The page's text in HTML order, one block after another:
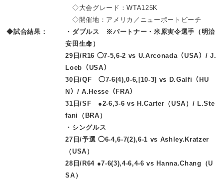
◇大会グレード：WTA125K
◇開催地：アメリカ／ニューポートビーチ
◆試合結果：
・ダブルス ※パートナー・米原実令選手（明治
安田生命）
29日/R16 ◯7-5,6-2 vs U.Arconada（USA）/ J.
Loeb（USA）
30日/QF ◯7-6(4),0-6,[10-3] vs D.Galfi（HU
N）/ A.Hesse（FRA）
31日/SF ●2-6,3-6 vs H.Carter（USA）/ L.Ste
fani（BRA）
・シングルス
27日/予選 ◯6-4,6-7(2),6-1 vs Ashley.Kratzer
（USA）
28日/R64 ●7-6(3),4-6,4-6 vs Hanna.Chang（U
SA）